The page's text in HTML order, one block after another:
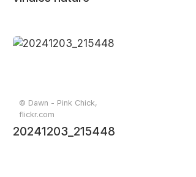
© Dawn - Pink Chick,
flickr.com
20241203_215448